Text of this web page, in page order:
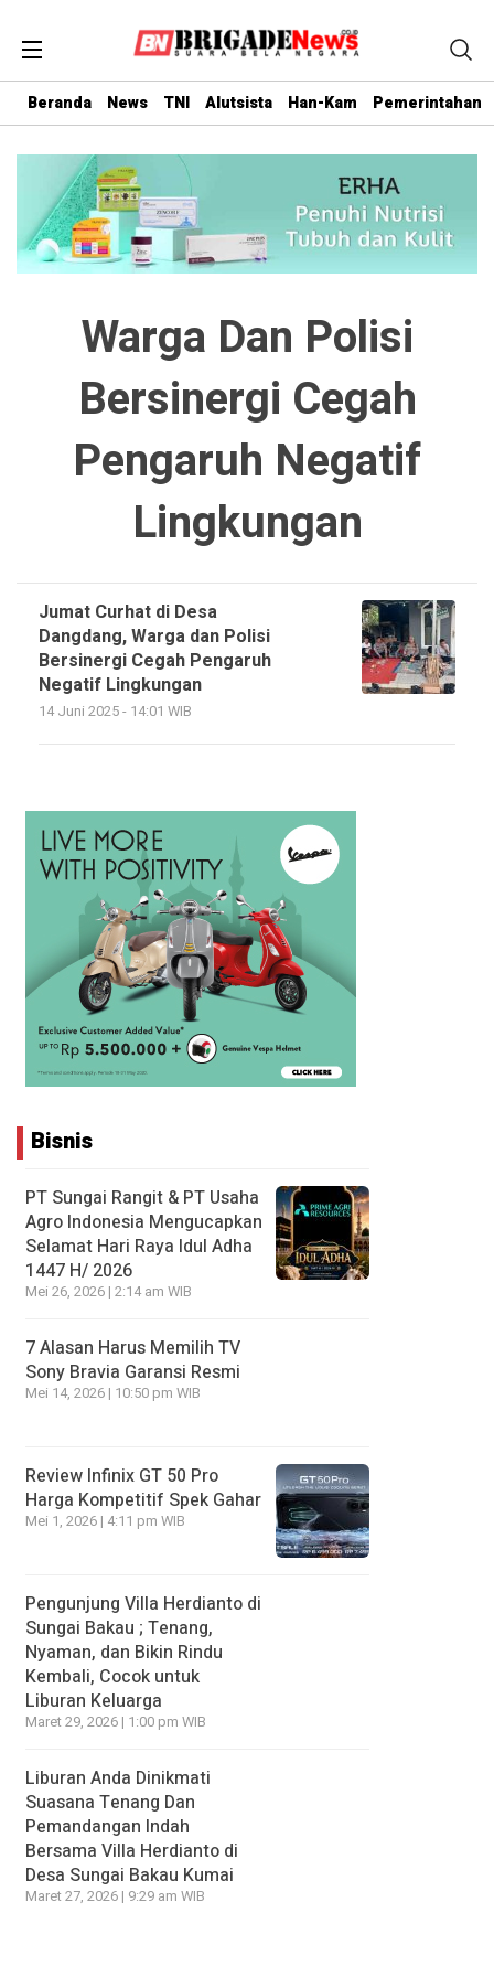
Beranda News TNI Alutsista Han-Kam Pemerintahan
Warga Dan Polisi
Bersinergi Cegah
Pengaruh Negatif
Lingkungan
Jumat Curhat di Desa
Dangdang, Warga dan Polisi
Bersinergi Cegah Pengaruh
Negatif Lingkungan
14 Juni 2025 - 14:01 WIB
Bisnis
PT Sungai Rangit & PT Usaha
Agro Indonesia Mengucapkan
Selamat Hari Raya Idul Adha
1447 H/ 2026
Mei 26, 2026 | 2:14 am WIB
7 Alasan Harus Memilih TV
Sony Bravia Garansi Resmi
Mei 14, 2026 | 10:50 pm WIB
Review Infinix GT 50 Pro
Harga Kompetitif Spek Gahar
Mei 1, 2026 | 4:11 pm WIB
Pengunjung Villa Herdianto di
Sungai Bakau ; Tenang,
Nyaman, dan Bikin Rindu
Kembali, Cocok untuk
Liburan Keluarga
Maret 29, 2026 | 1:00 pm WIB
Liburan Anda Dinikmati
Suasana Tenang Dan
Pemandangan Indah
Bersama Villa Herdianto di
Desa Sungai Bakau Kumai
Maret 27, 2026 | 9:29 am WIB